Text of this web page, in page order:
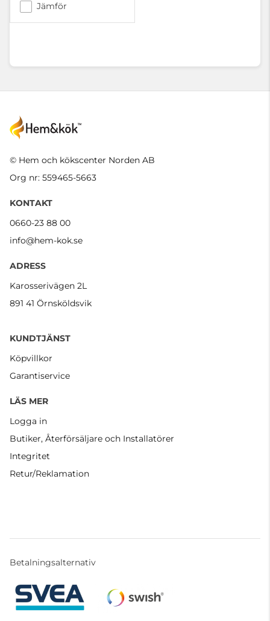
Jämför
© Hem och kökscenter Norden AB
Org nr: 559465-5663
KONTAKT
0660-23 88 00
info@hem-kok.se
ADRESS
Karosserivägen 2L
891 41 Örnsköldsvik
KUNDTJÄNST
Köpvillkor
Garantiservice
LÄS MER
Logga in
Butiker, Återförsäljare och Installatörer
Integritet
Retur/Reklamation
Betalningsalternativ